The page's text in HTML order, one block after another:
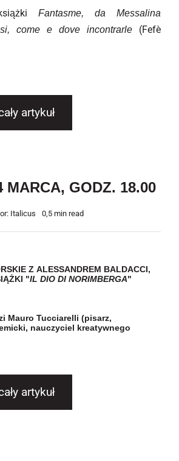
Fantasme, da Messalina
come e dove incontrarle (Fefè
artykuł
MARCA, GODZ. 18.00
Italicus 0,5 min read
Z ALESSANDREM BALDACCI,
"IL DIO DI NORIMBERGA"
Mauro Tucciarelli (pisarz,
nauczyciel kreatywnego
artykuł